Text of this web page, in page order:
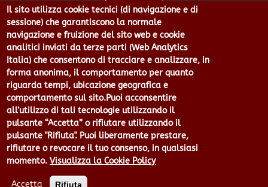
Portale Marketing Territoriale
Portale Piano Strategico Metropolitano
Portale PUMS di GenovaMetropoli
Portale Stazione Unica Appaltante
Pratico: procedimenti e istanze online
Città Metropolitana di Genova - Piazzale Mazzini 2 -16122 -
Genova | CF:80007350103 - P.Iva: 00949170104 | Codice IPA: cmge
Centralino 010 54991 Fax 010 5499244 URP 010 5499456
Num.Verde 800 509420 | P.E.C.:
pec@cert.cittametropolitana.genova.it
Privacy|Tecnologie e Accessibilità|Note Legali
sito Web
Il sito utilizza cookie tecnici (di navigazione e di
sessione) che garantiscono la normale
navigazione e fruizione del sito web e cookie
analitici inviati da terze parti (Web Analytics
Italia) che consentono di tracciare e analizzare, in
forma anonima, il comportamento per quanto
riguarda tempi, ubicazione geografica e
comportamento sul sito.Puoi acconsentire
all’utilizzo di tali tecnologie utilizzando il
pulsante “Accetta” o rifiutare utilizzando il
pulsante "Rifiuta". Puoi liberamente prestare,
rifiutare o revocare il tuo consenso, in qualsiasi
momento. Visualizza la Cookie Policy
Accetta Rifiuta